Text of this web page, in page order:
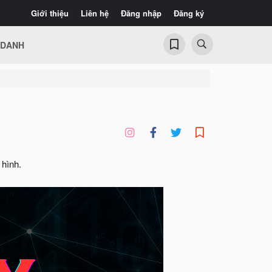
Giới thiệu Liên hệ Đăng nhập Đăng ký